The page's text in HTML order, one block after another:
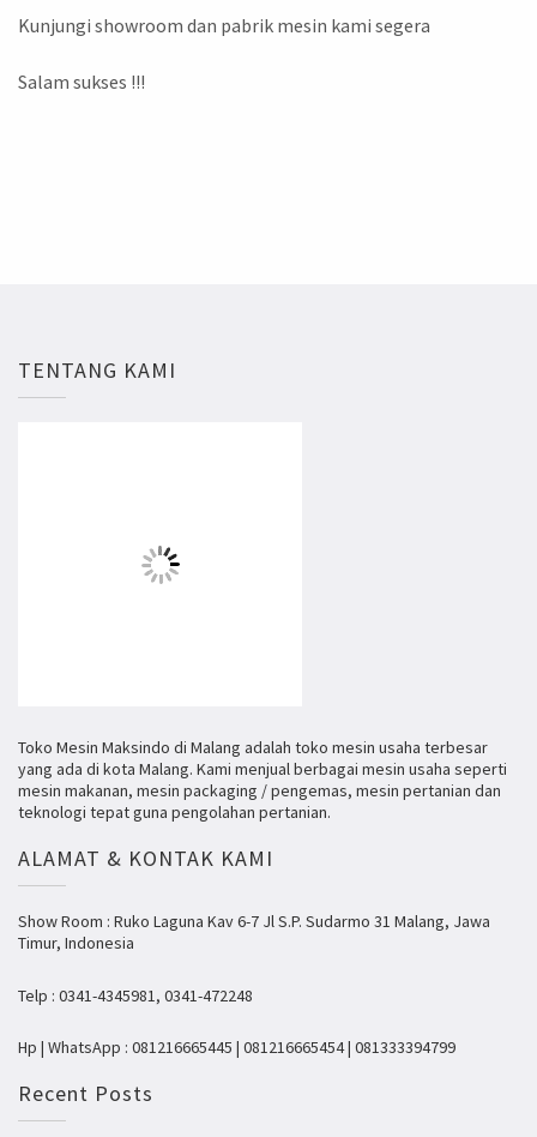
Kunjungi showroom dan pabrik mesin kami segera
Salam sukses !!!
TENTANG KAMI
Toko Mesin Maksindo di Malang adalah toko mesin usaha terbesar
yang ada di kota Malang. Kami menjual berbagai mesin usaha seperti
mesin makanan, mesin packaging / pengemas, mesin pertanian dan
teknologi tepat guna pengolahan pertanian.
ALAMAT & KONTAK KAMI
Show Room : Ruko Laguna Kav 6-7 Jl S.P. Sudarmo 31 Malang, Jawa
Timur, Indonesia
Telp : 0341-4345981, 0341-472248
Hp | WhatsApp : 081216665445 | 081216665454 | 081333394799
Recent Posts